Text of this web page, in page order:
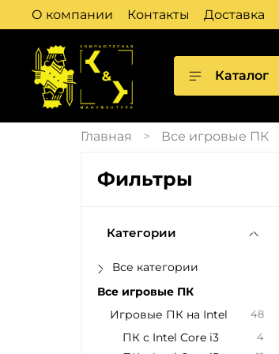
О компании Контакты Доставка
Каталог
Главная Все игровые ПК
Фильтры
Категории
Все категории
Все игровые ПК
Игровые ПК на Intel
48
ПК с Intel Core i3 4